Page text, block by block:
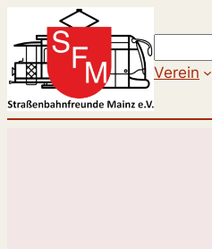
Verein